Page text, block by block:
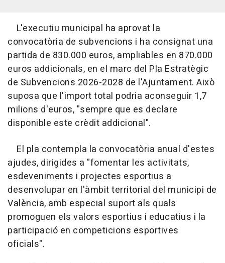
L'executiu municipal ha aprovat la
convocatòria de subvencions i ha consignat una
partida de 830.000 euros, ampliables en 870.000
euros addicionals, en el marc del Pla Estratègic
de Subvencions 2026-2028 de l'Ajuntament. Això
suposa que l'import total podria aconseguir 1,7
milions d'euros, "sempre que es declare
disponible este crèdit addicional".
El pla contempla la convocatòria anual d'estes
ajudes, dirigides a "fomentar les activitats,
esdeveniments i projectes esportius a
desenvolupar en l'àmbit territorial del municipi de
València, amb especial suport als quals
promoguen els valors esportius i educatius i la
participació en competicions esportives
oficials".